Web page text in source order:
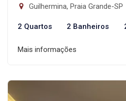
Guilhermina, Praia Grande-SP
2 Quartos 2 Banheiros
Mais informações